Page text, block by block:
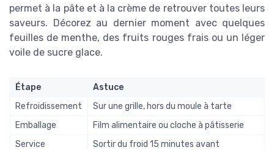
permet à la pâte et à la crème de retrouver toutes leurs
saveurs. Décorez au dernier moment avec quelques
feuilles de menthe, des fruits rouges frais ou un léger
voile de sucre glace.
Étape
Astuce
Refroidissement
Sur une grille, hors du moule à tarte
Emballage
Film alimentaire ou cloche à pâtisserie
Service
Sortir du froid 15 minutes avant